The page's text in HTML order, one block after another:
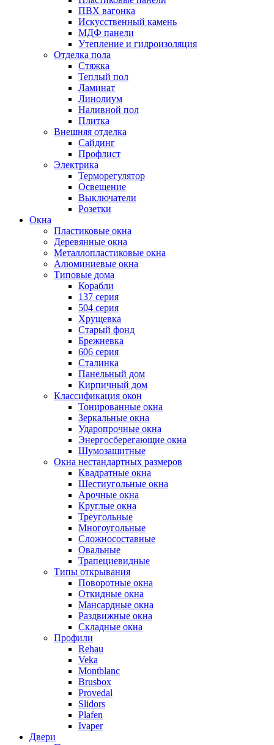
ПВХ вагонка
Искусственный камень
МДФ панели
Утепление и гидроизоляция
Отделка пола
Стяжка
Теплый пол
Ламинат
Линолиум
Наливной пол
Плитка
Внешняя отделка
Сайдинг
Профлист
Электрика
Терморегулятор
Освещение
Выключатели
Розетки
Окна
Пластиковые окна
Деревянные окна
Металлопластиковые окна
Алюминиевые окна
Типовые дома
Корабли
137 серия
504 серия
Хрущевка
Старый фонд
Брежневка
606 серия
Сталинка
Панельный дом
Кирпичный дом
Классификация окон
Тонированные окна
Зеркальные окна
Ударопрочные окна
Энергосберегающие окна
Шумозащитные
Окна нестандартных размеров
Квадратные окна
Шестиугольные окна
Арочные окна
Круглые окна
Треугольные
Многоугольные
Сложносоставные
Овальные
Трапециевидные
Типы открывания
Поворотные окна
Откидные окна
Мансардные окна
Раздвижные окна
Складные окна
Профили
Rehau
Veka
Montblanc
Brusbox
Provedal
Slidors
Plafen
Ivaper
Двери